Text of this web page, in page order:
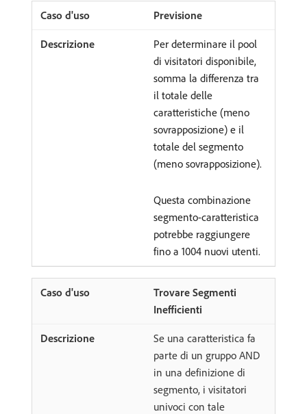
Previsione
Per determinare il pool
di visitatori disponibile,
somma la differenza tra
il totale delle
caratteristiche (meno
sovrapposizione) e il
totale del segmento
(meno sovrapposizione).
Questa combinazione
segmento-caratteristica
potrebbe raggiungere
fino a 1004 nuovi utenti.
Trovare Segmenti
Inefficienti
Se una caratteristica fa
parte di un gruppo AND
in una definizione di
segmento, i visitatori
univoci con tale